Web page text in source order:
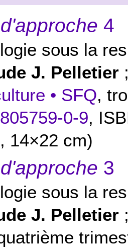
4
sous la
J. Pelletier
• SFQ,
0-9,
14×22 cm)
3
sous la
J. Pelletier